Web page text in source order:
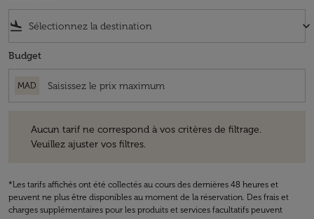
flight_land keyboard_arrow_down
Budget
MAD
Aucun tarif ne correspond à vos critères de filtrage.
Veuillez ajuster vos filtres.
*Les tarifs affichés ont été collectés au cours des dernières 48 heures et
peuvent ne plus être disponibles au moment de la réservation. Des frais et
charges supplémentaires pour les produits et services facultatifs peuvent